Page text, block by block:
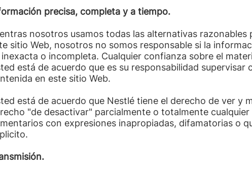
precisa, completa y a tiempo.
nosotros usamos todas las alternativas
sitio Web, nosotros no somos responsable si la
inexacta o incompleta. Cualquier confianza sobre el
está de acuerdo que es su responsabilidad
en este sitio Web.
está de acuerdo que Nestlé tiene el derecho de ver y
"de desactivar" parcialmente o totalmente
con expresiones inapropiadas, difamatorias o